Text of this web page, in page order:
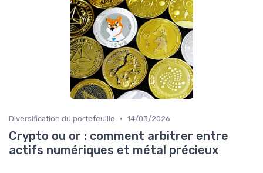
Diversification du portefeuille • 14/03/2026
Crypto ou or : comment arbitrer entre
actifs numériques et métal précieux